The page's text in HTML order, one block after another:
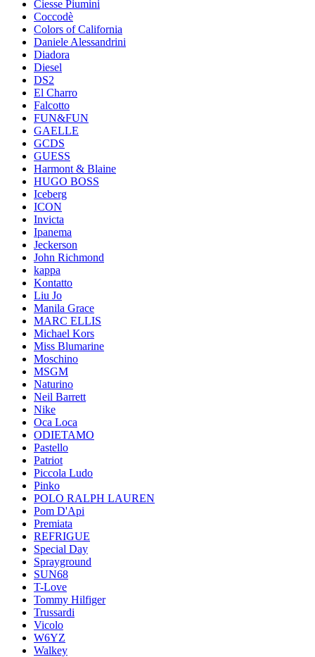
Ciesse Piumini
Coccodè
Colors of California
Daniele Alessandrini
Diadora
Diesel
DS2
El Charro
Falcotto
FUN&FUN
GAELLE
GCDS
GUESS
Harmont & Blaine
HUGO BOSS
Iceberg
ICON
Invicta
Ipanema
Jeckerson
John Richmond
kappa
Kontatto
Liu Jo
Manila Grace
MARC ELLIS
Michael Kors
Miss Blumarine
Moschino
MSGM
Naturino
Neil Barrett
Nike
Oca Loca
ODIETAMO
Pastello
Patriot
Piccola Ludo
Pinko
POLO RALPH LAUREN
Pom D'Api
Premiata
REFRIGUE
Special Day
Sprayground
SUN68
T-Love
Tommy Hilfiger
Trussardi
Vicolo
W6YZ
Walkey